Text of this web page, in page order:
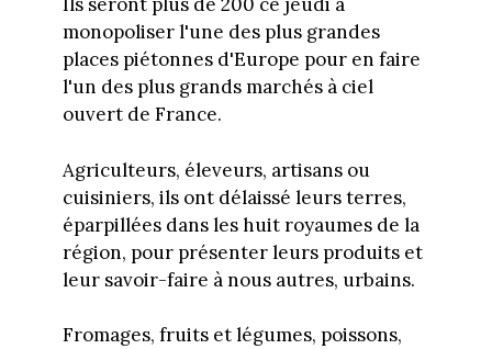
monopoliser l'une des plus grandes
places piétonnes d'Europe pour en faire
l'un des plus grands marchés à ciel
ouvert de France.
Agriculteurs, éleveurs, artisans ou
cuisiniers, ils ont délaissé leurs terres,
éparpillées dans les huit royaumes de la
région, pour présenter leurs produits et
leur savoir-faire à nous autres, urbains.
Fromages, fruits et légumes, poissons,